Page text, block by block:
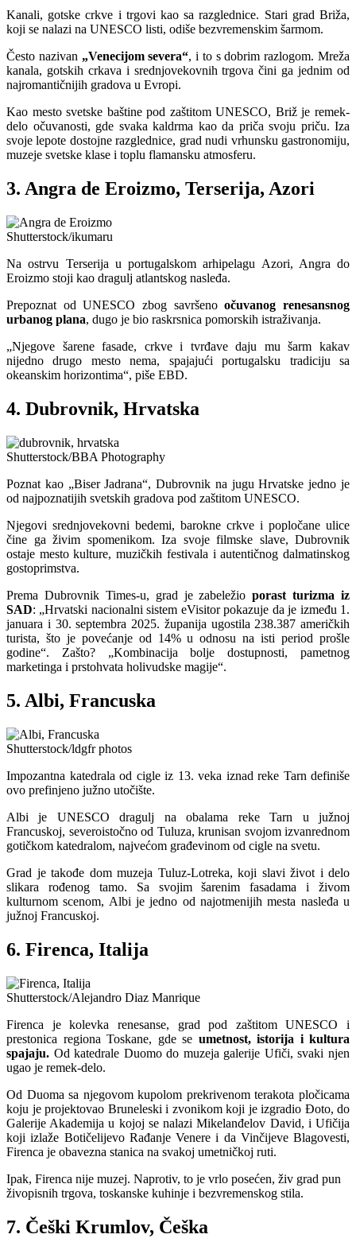
Kanali, gotske crkve i trgovi kao sa razglednice. Stari grad Briža,
koji se nalazi na UNESCO listi, odiše bezvremenskim šarmom.
Često nazivan „Venecijom severa“, i to s dobrim razlogom. Mreža
kanala, gotskih crkava i srednjovekovnih trgova čini ga jednim od
najromantičnijih gradova u Evropi.
Kao mesto svetske baštine pod zaštitom UNESCO, Briž je remek-
delo očuvanosti, gde svaka kaldrma kao da priča svoju priču. Iza
svoje lepote dostojne razglednice, grad nudi vrhunsku gastronomiju,
muzeje svetske klase i toplu flamansku atmosferu.
3. Angra de Eroizmo, Terserija, Azori
Shutterstock/ikumaru
Na ostrvu Terserija u portugalskom arhipelagu Azori, Angra do
Eroizmo stoji kao dragulj atlantskog nasleđa.
Prepoznat od UNESCO zbog savršenoočuvanog renesansnog
urbanog plana, dugo je bio raskrsnica pomorskih istraživanja.
„Njegove šarene fasade, crkve i tvrđave daju mu šarm kakav
nijedno drugo mesto nema, spajajući portugalsku tradiciju sa
okeanskim horizontima“, piše EBD.
4. Dubrovnik, Hrvatska
Shutterstock/BBA Photography
Poznat kao „Biser Jadrana“, Dubrovnik na jugu Hrvatske jedno je
od najpoznatijih svetskih gradova pod zaštitom UNESCO.
Njegovi srednjovekovni bedemi, barokne crkve i popločane ulice
čine ga živim spomenikom. Iza svoje filmske slave, Dubrovnik
ostaje mesto kulture, muzičkih festivala i autentičnog dalmatinskog
gostoprimstva.
Prema Dubrovnik Times-u, grad je zabeležioporast turizma iz
SAD: „Hrvatski nacionalni sistem eVisitor pokazuje da je između 1.
januara i 30. septembra 2025. županija ugostila 238.387 američkih
turista, što je povećanje od 14% u odnosu na isti period prošle
godine“. Zašto? „Kombinacija bolje dostupnosti, pametnog
marketinga i prstohvata holivudske magije“.
5. Albi, Francuska
Shutterstock/ldgfr photos
Impozantna katedrala od cigle iz 13. veka iznad reke Tarn definiše
ovo prefinjeno južno utočište.
Albi je UNESCO dragulj na obalama reke Tarn u južnoj
Francuskoj, severoistočno od Tuluza, krunisan svojom izvanrednom
gotičkom katedralom, najvećom građevinom od cigle na svetu.
Grad je takođe dom muzeja Tuluz-Lotreka, koji slavi život i delo
slikara rođenog tamo. Sa svojim šarenim fasadama i živom
kulturnom scenom, Albi je jedno od najotmenijih mesta nasleđa u
južnoj Francuskoj.
6. Firenca, Italija
Shutterstock/Alejandro Diaz Manrique
Firenca je kolevka renesanse, grad pod zaštitom UNESCO i
prestonica regiona Toskane, gde se umetnost, istorija i kultura
spajaju. Od katedrale Duomo do muzeja galerije Ufiči, svaki njen
ugao je remek-delo.
Od Duoma sa njegovom kupolom prekrivenom terakota pločicama
koju je projektovao Bruneleski i zvonikom koji je izgradio Đoto, do
Galerije Akademija u kojoj se nalazi Mikelanđelov David, i Ufičija
koji izlaže Botičelijevo Rađanje Venere i da Vinčijeve Blagovesti,
Firenca je obavezna stanica na svakoj umetničkoj ruti.
Ipak, Firenca nije muzej. Naprotiv, to je vrlo posećen, živ grad pun
živopisnih trgova, toskanske kuhinje i bezvremenskog stila.
7. Češki Krumlov, Češka